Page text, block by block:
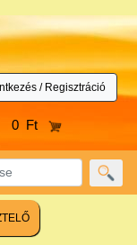
/ Regisztráció
0 Ft